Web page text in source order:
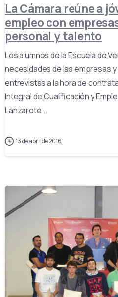
La Cámara reúne a
empleo con
personal y talento
Los alumnos de la Escuela de
necesidades de las empresas
entrevistas a la hora de
Integral de Cualificación y
Lanzarote...
13 de abril de 2016